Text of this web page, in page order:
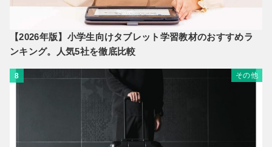
【2026年版】小学生向けタブレット学習教材のおすすめラ
ンキング。人気5社を徹底比較
8 その他